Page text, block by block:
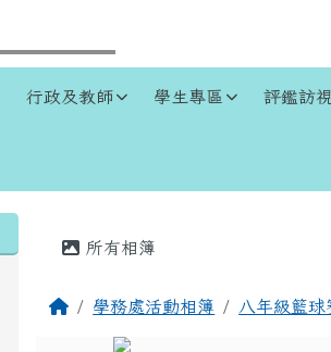
網
行政及教師 學生專區 評鑑訪
主內容區域
所有相簿
回首頁學務處活動相簿 八年級籃球